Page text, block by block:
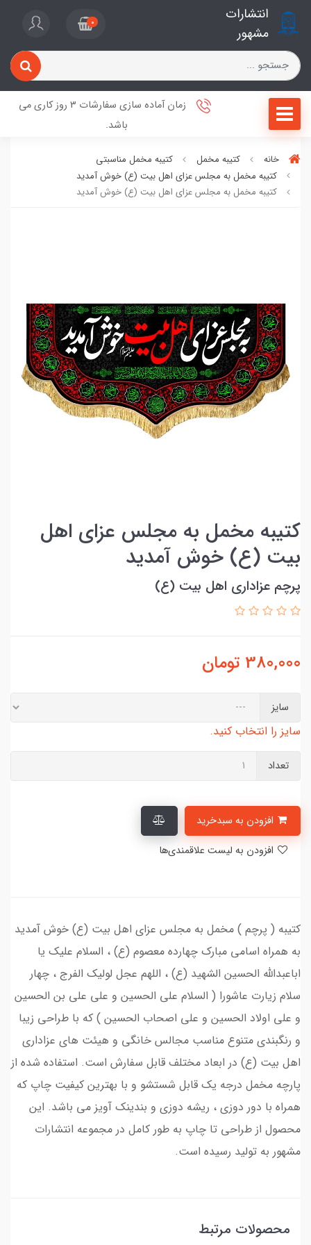
انتشارات
مشهور
0
زمان آماده سازی سفارشات 3 روز کاری می
باشد.
خانه کتیبه مخمل
کتیبه مخمل مناسبتی
کتیبه مخمل به مجلس عزای اهل بیت (ع) خوش آمدید
کتیبه مخمل به مجلس عزای اهل بیت (ع) خوش آمدید
کتیبه مخمل به مجلس عزای اهل
بیت (ع) خوش آمدید
پرچم عزاداری اهل بیت (ع)
380,000 تومان
سایز
سایز را انتخاب کنید.
تعداد
کتیبه ( پرچم ) مخمل به مجلس عزای اهل بیت (ع) خوش آمدید
به همراه اسامی مبارک چهارده معصوم (ع) ، السلام علیک یا
اباعبدالله الحسین الشهید (ع) ، اللهم عجل لولیک الفرج ، چهار
سلام زیارت عاشورا ( السلام علی الحسين و علی علی بن الحسين
و علی اولاد الحسين و علی اصحاب الحسين ) که با طراحی زیبا
و رنگبندی متنوع مناسب مجالس خانگی و هیئت های عزاداری
اهل بیت (ع) در ابعاد مختلف قابل سفارش است. استفاده شده از
پارچه مخمل درجه یک قابل شستشو و با بهترین کیفیت چاپ که
همراه با دور دوزی ، ریشه دوزی و بندینک آویز می باشد. این
محصول از طراحی تا چاپ به طور کامل در مجموعه انتشارات
مشهور به تولید رسیده است.
محصولات مرتبط